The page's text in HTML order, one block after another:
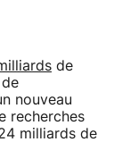
de
nouveau
recherches
milliards de